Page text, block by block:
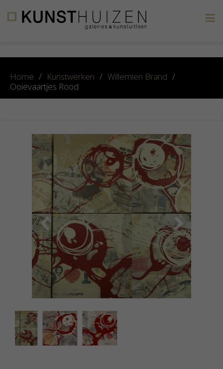
Home / Kunstwerken / Willemien Brand /
Ooievaartjes Rood